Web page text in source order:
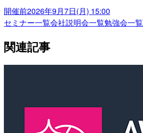
開催前2026年9月7日(月) 15:00
セミナー一覧会社説明会一覧勉強会一覧
関連記事